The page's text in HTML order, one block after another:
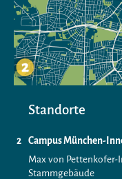
Standorte
Campus München-
Max von
Stammgebäude